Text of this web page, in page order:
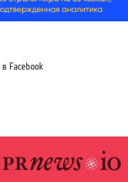
Facebook